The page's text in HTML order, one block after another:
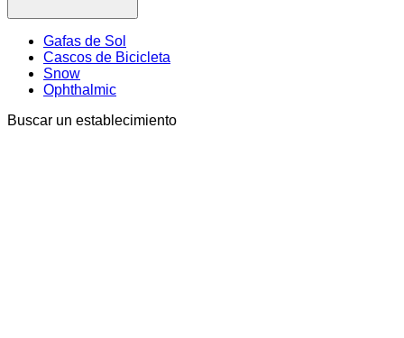
Gafas de Sol
Cascos de Bicicleta
Snow
Ophthalmic
Buscar un establecimiento